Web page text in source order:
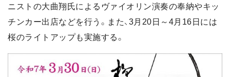
ニストの大曲翔氏によるヴァイオリン演奏の奉納やキッ
チンカー出店などを行う。また、3月20日～4月16日には
桜のライトアップも実施する。